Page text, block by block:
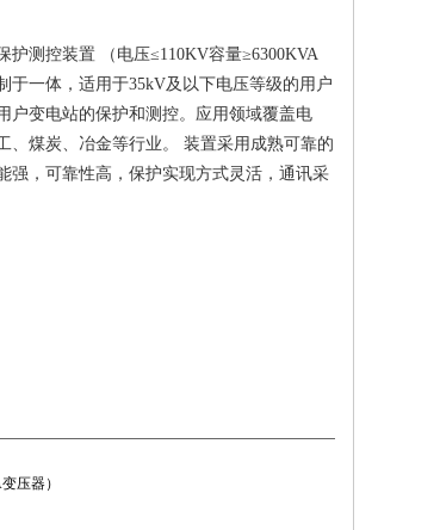
护测控装置 （电压≤110KV容量≥6300KVA
于一体，适用于35kV及以下电压等级的用户
户变电站的保护和测控。应用领域覆盖电
、煤炭、冶金等行业。 装置​采用成熟可靠的
强，可靠性高，保护实现方式灵活，通讯采
压器）